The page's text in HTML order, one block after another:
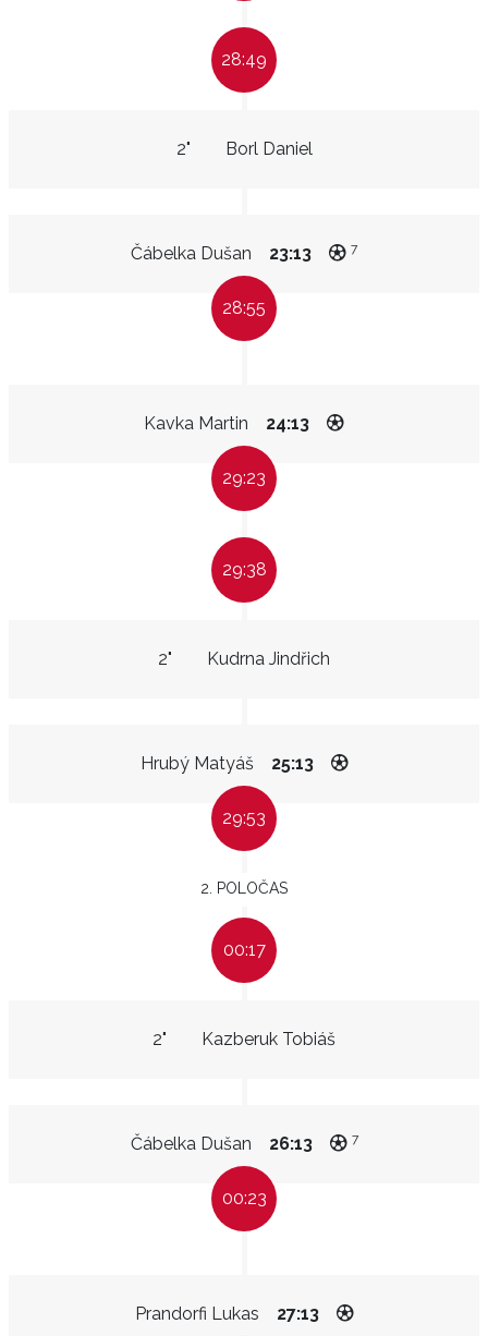
28:49
Borl Daniel
2"
Čábelka Dušan 23:13 7
28:55
Kavka Martin 24:13
29:23
29:38
Kudrna Jindřich
2"
Hrubý Matyáš 25:13
29:53
2. POLOČAS
00:17
Kazberuk Tobiáš
2"
Čábelka Dušan 26:13 7
00:23
Prandorfi Lukas 27:13